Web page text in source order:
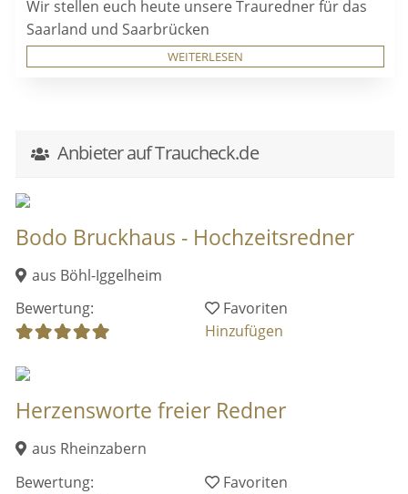
Wir stellen euch heute unsere Trauredner für das
Saarland und Saarbrücken
WEITERLESEN
Anbieter auf Traucheck.de
Bodo Bruckhaus - Hochzeitsredner
aus Böhl-Iggelheim
Bewertung:
Favoriten
Hinzufügen
Herzensworte freier Redner
aus Rheinzabern
Bewertung:
Favoriten